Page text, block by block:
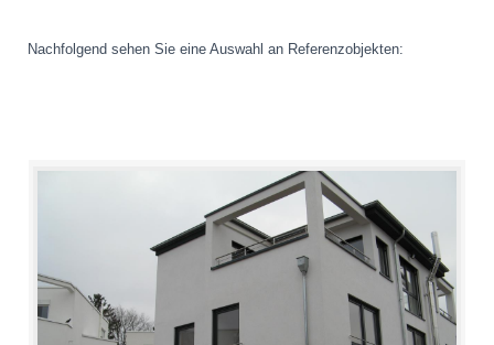
Nachfolgend sehen Sie eine Auswahl an Referenzobjekten: